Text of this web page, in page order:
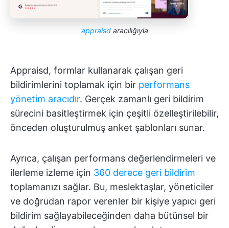
appraisdaracılığıyla
Appraisd, formlar kullanarak çalışan geri
bildirimlerini toplamak için bir performans
yönetim aracıdır. Gerçek zamanlı geri bildirim
sürecini basitleştirmek için çeşitli özelleştirilebilir,
önceden oluşturulmuş anket şablonları sunar.
Ayrıca, çalışan performans değerlendirmeleri ve
ilerleme izleme için 360 derece geri bildirim
toplamanızı sağlar. Bu, meslektaşlar, yöneticiler
ve doğrudan rapor verenler bir kişiye yapıcı geri
bildirim sağlayabileceğinden daha bütünsel bir